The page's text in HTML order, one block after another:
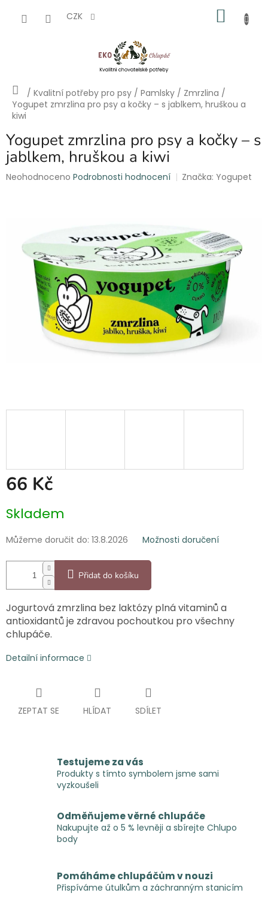
CZK
Domů
/ Kvalitní potřeby pro psy / Pamlsky / Zmrzlina /
Yogupet zmrzlina pro psy a kočky – s jablkem, hruškou a
kiwi
Yogupet zmrzlina pro psy a kočky – s
jablkem, hruškou a kiwi
Průměrné
hvězdiček.
Neohodnoceno Podrobnosti hodnocení Značka:Yogupet
66 Kč
cena:
Skladem
Můžeme doručit do: 13.8.2026 Možnosti doručení
Přidat do košíku
Jogurtová zmrzlina bez laktózy plná vitaminů a
antioxidantů je zdravou pochoutkou pro všechny
chlupáče.
Detailní informace
ZEPTAT SE HLÍDAT SDÍLET
Testujeme za vás
Produkty s tímto symbolem jsme sami
vyzkoušeli
Odměňujeme věrné chlupáče
Nakupujte až o 5 % levněji a sbírejte Chlupo
body
Pomáháme chlupáčům v nouzi
Přispíváme útulkům a záchranným stanicím